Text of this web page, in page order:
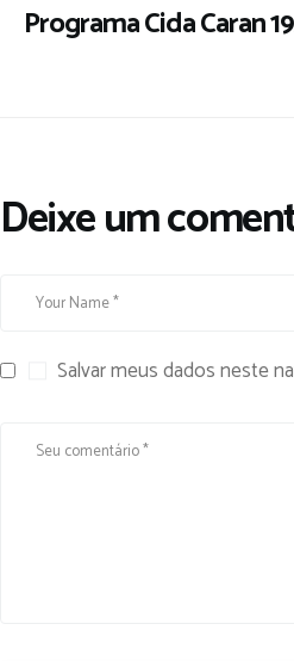
Programa Cida Caran
Deixe um
Salvar meus dados neste